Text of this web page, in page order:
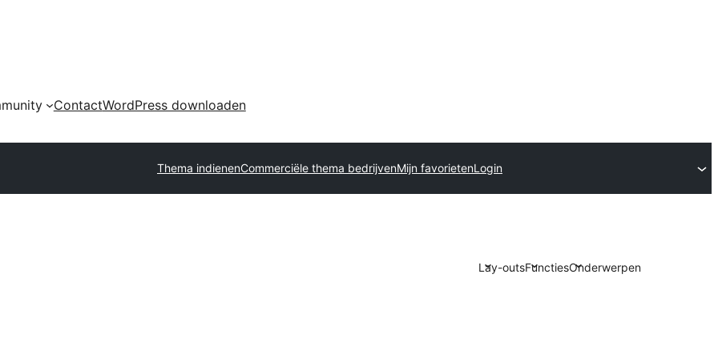
ContactWordPress downloaden
Thema indienenCommerciële thema bedrijvenMijn favorietenLogin
Lay-outsFunctiesOnderwerpen